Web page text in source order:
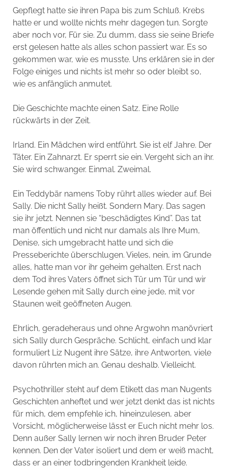
Gepflegt hatte sie ihren Papa bis zum Schluß. Krebs
hatte er und wollte nichts mehr dagegen tun. Sorgte
aber noch vor, Für sie. Zu dumm, dass sie seine Briefe
erst gelesen hatte als alles schon passiert war. Es so
gekommen war, wie es musste. Uns erklären sie in der
Folge einiges und nichts ist mehr so oder bleibt so,
wie es anfänglich anmutet.
Die Geschichte machte einen Satz. Eine Rolle
rückwärts in der Zeit.
Irland. Ein Mädchen wird entführt. Sie ist elf Jahre. Der
Täter. Ein Zahnarzt. Er sperrt sie ein. Vergeht sich an ihr.
Sie wird schwanger. Einmal. Zweimal.
Ein Teddybär namens Toby rührt alles wieder auf. Bei
Sally. Die nicht Sally heißt. Sondern Mary. Das sagen
sie ihr jetzt. Nennen sie “beschädigtes Kind”. Das tat
man öffentlich und nicht nur damals als Ihre Mum,
Denise, sich umgebracht hatte und sich die
Presseberichte überschlugen. Vieles, nein, im Grunde
alles, hatte man vor ihr geheim gehalten. Erst nach
dem Tod ihres Vaters öffnet sich Tür um Tür und wir
Lesende gehen mit Sally durch eine jede, mit vor
Staunen weit geöffneten Augen.
Ehrlich, geradeheraus und ohne Argwohn manövriert
sich Sally durch Gespräche. Schlicht, einfach und klar
formuliert Liz Nugent ihre Sätze, ihre Antworten, viele
davon rührten mich an. Genau deshalb. Vielleicht.
Psychothriller steht auf dem Etikett das man Nugents
Geschichten anheftet und wer jetzt denkt das ist nichts
für mich, dem empfehle ich, hineinzulesen, aber
Vorsicht, möglicherweise lässt er Euch nicht mehr los.
Denn außer Sally lernen wir noch ihren Bruder Peter
kennen. Den der Vater isoliert und dem er weiß macht,
dass er an einer todbringenden Krankheit leide.